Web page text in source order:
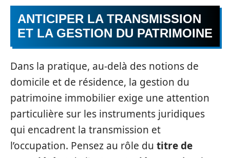
ANTICIPER LA TRANSMISSION
ET LA GESTION DU PATRIMOINE
Dans la pratique, au-delà des notions de
domicile et de résidence, la gestion du
patrimoine immobilier exige une attention
particulière sur les instruments juridiques
qui encadrent la transmission et
l’occupation. Pensez au rôle du titre de